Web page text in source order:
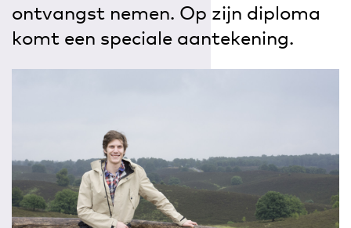
ontvangst nemen. Op zijn diploma
komt een speciale aantekening.